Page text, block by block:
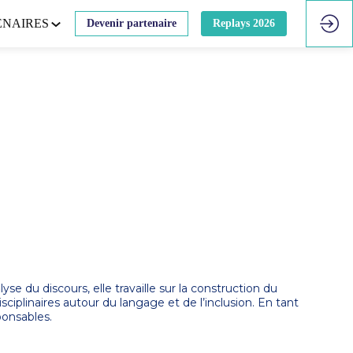
Devenir partenaire Replays 2026
du discours, elle travaille sur la construction du
autour du langage et de l’inclusion. En tant